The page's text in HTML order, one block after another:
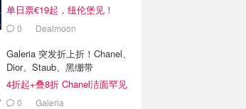
单日票€19起，纽伦堡见！
0 Dealmoon
Galeria 突发折上折！Chanel、
Dior、Staub、黑绷带
4折起+叠8折 Chanel洁面罕见
€430 Galeria